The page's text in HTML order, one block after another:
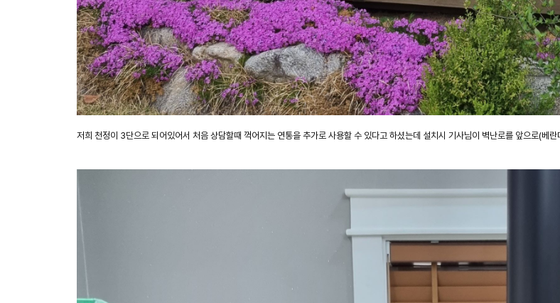
저희 천정이 3단으로 되어있어서 처음 상담할때 꺽어지는 연통을 추가로 사용할 수 있다고 하셨는데 설치시 기사님이 벽난로를 앞으로(베